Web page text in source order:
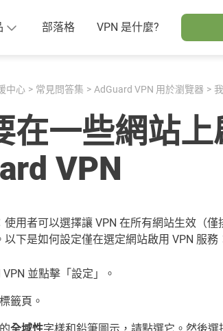
部落格 VPN 是什麼?
中心 常見問答集 AdGuard VPN 用於瀏覽器
在一些網站上
VPN
使用者可以選擇讓 VPN 在所有網站生效（
下是如何設定僅在選定網站啟用 VPN 服務
並點擊「設定」。
籤頁。